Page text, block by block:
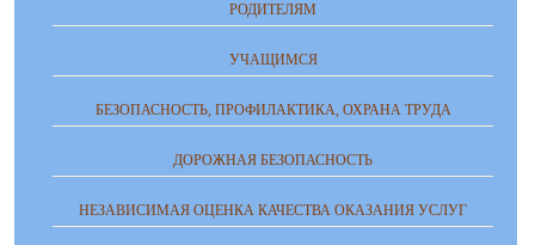
РОДИТЕЛЯМ
УЧАЩИМСЯ
БЕЗОПАСНОСТЬ, ПРОФИЛАКТИКА, ОХРАНА ТРУДА
ДОРОЖНАЯ БЕЗОПАСНОСТЬ
НЕЗАВИСИМАЯ ОЦЕНКА КАЧЕСТВА ОКАЗАНИЯ УСЛУГ